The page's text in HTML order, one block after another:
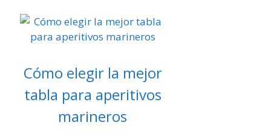
Cómo elegir la mejor
tabla para aperitivos
marineros